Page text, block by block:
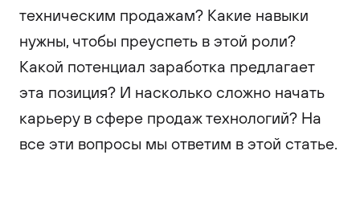
техническим продажам? Какие навыки
нужны, чтобы преуспеть в этой роли?
Какой потенциал заработка предлагает
эта позиция? И насколько сложно начать
карьеру в сфере продаж технологий? На
все эти вопросы мы ответим в этой статье.